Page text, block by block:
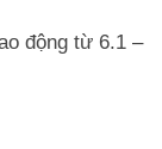
động từ 6.1 –